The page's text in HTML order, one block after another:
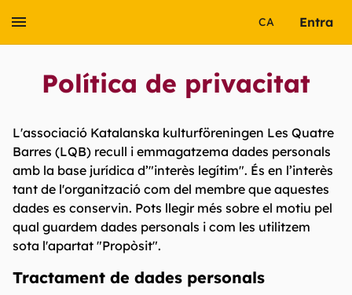
CA Entra
Política de privacitat
L'associació Katalanska kulturföreningen Les Quatre
Barres (LQB) recull i emmagatzema dades personals
amb la base jurídica d’"interès legítim". És en l’interès
tant de l'organització com del membre que aquestes
dades es conservin. Pots llegir més sobre el motiu pel
qual guardem dades personals i com les utilitzem
sota l'apartat "Propòsit".
Tractament de dades personals